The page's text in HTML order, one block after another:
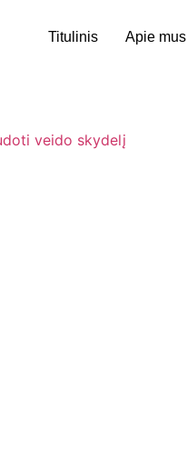
Titulinis Apie mus